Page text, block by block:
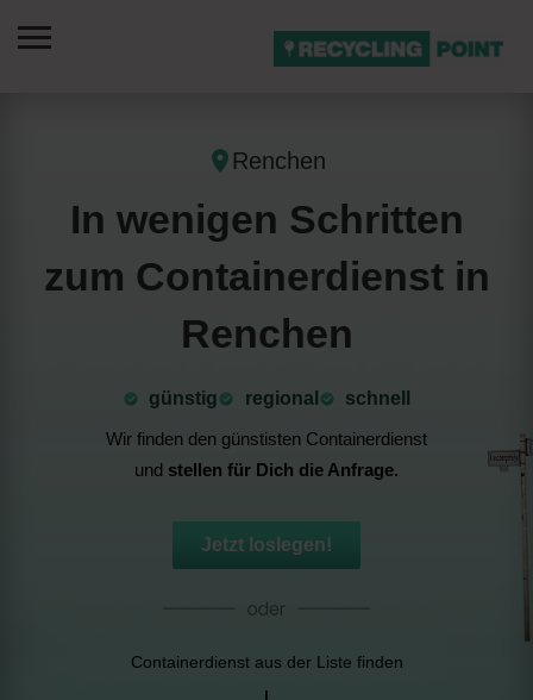
Renchen
In wenigen Schritten
zum Containerdienst in
Renchen
günstig ⁠regional
schnell
Wir finden den günstisten Containerdienst
und stellen für Dich die Anfrage.
Jetzt loslegen!
Containerdienst aus der Liste finden